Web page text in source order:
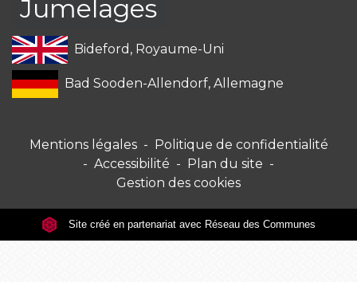
Jumelages
Bideford, Royaume-Uni
Bad Sooden-Allendorf, Allemagne
Mentions légales - Politique de confidentialité
- Accessibilité - Plan du site -
Gestion des cookies
Site créé en partenariat avec Réseau des Communes